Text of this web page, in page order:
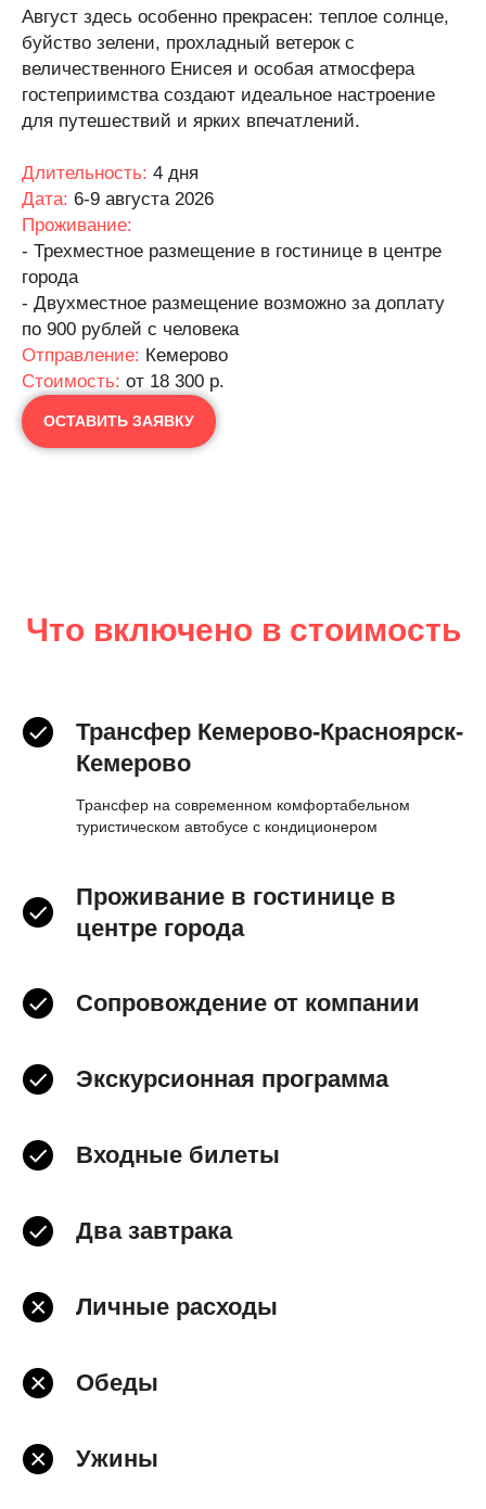
Август здесь особенно прекрасен: теплое солнце,
буйство зелени, прохладный ветерок с
величественного Енисея и особая атмосфера
гостеприимства создают идеальное настроение
для путешествий и ярких впечатлений.
Длительность: 4 дня
Дата: 6-9 августа 2026
Проживание:
- Трехместное размещение в гостинице в центре
города
- Двухместное размещение возможно за доплату
по 900 рублей с человека
Отправление: Кемерово
Cтоимость: от 18 300 р.
ОСТАВИТЬ ЗАЯВКУ
Что включено в стоимость
Трансфер Кемерово-Красноярск-
Кемерово
Трансфер на современном комфортабельном
туристическом автобусе с кондиционером
Проживание в гостинице в
центре города
Сопровождение от компании
Экскурсионная программа
Входные билеты
Два завтрака
Личные расходы
Обеды
Ужины